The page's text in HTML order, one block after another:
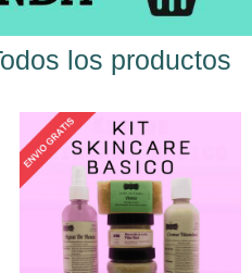
los productos